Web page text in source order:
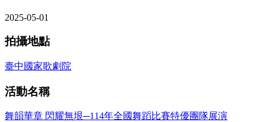
2025-05-01
拍攝地點
臺中國家歌劇院
活動名稱
舞韻華章 閃耀無垠─114年全國舞蹈比賽特優團隊展演